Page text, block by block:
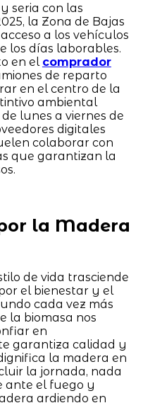
seria con las
la Zona de Bajas
a los vehículos
los días laborables.
en el comprador
de reparto
en el centro de la
ambiental
lunes a viernes de
digitales
colaborar con
que garantizan la
la Madera
de vida trasciende
el bienestar y el
cada vez más
la biomasa nos
en
garantiza calidad y
la madera en
la jornada, nada
ante el fuego y
ardiendo en